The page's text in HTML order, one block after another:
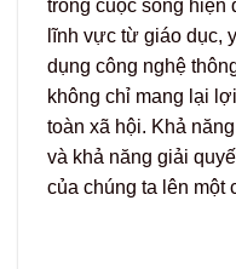
trong cuộc sống hiện
lĩnh vực từ giáo dục,
dụng công nghệ
không chỉ mang lại
toàn xã hội. Khả
và khả năng giải
của chúng ta lên một